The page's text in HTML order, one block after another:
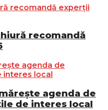
recomandă
agenda de
de interes local